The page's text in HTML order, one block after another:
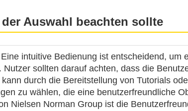
Auswahl beachten sollte
intuitive Bedienung ist entscheidend, um
Nutzer sollten darauf achten, dass die
durch die Bereitstellung von Tutorials
zu wählen, die eine benutzerfreundliche
Nielsen Norman Group ist die